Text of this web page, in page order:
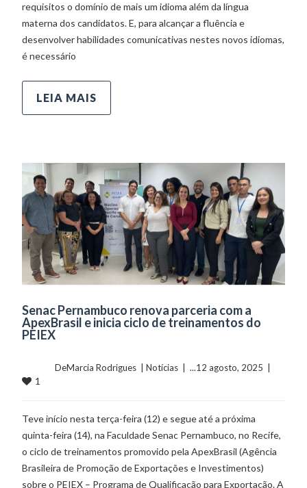
requisitos o domínio de mais um idioma além da língua
materna dos candidatos. E, para alcançar a fluência e
desenvolver habilidades comunicativas nestes novos idiomas,
é necessário
LEIA MAIS
Senac Pernambuco renova parceria com a
ApexBrasil e inicia ciclo de treinamentos do
PEIEX
	    	DeMarcia Rodrigues  |
Notícias
1
Teve início nesta terça-feira (12) e segue até a próxima
quinta-feira (14), na Faculdade Senac Pernambuco, no Recife,
o ciclo de treinamentos promovido pela ApexBrasil (Agência
Brasileira de Promoção de Exportações e Investimentos)
sobre o PEIEX – Programa de Qualificação para Exportação. A